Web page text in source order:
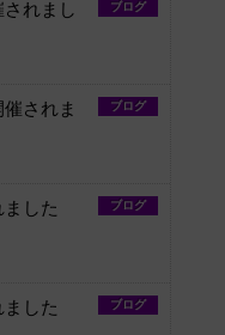
ブログ
れまし
ブログ
されま
ブログ
した
ブログ
した